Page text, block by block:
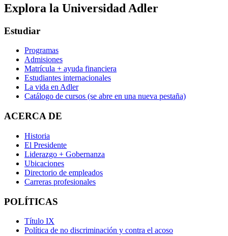
Explora la Universidad Adler
Estudiar
Programas
Admisiones
Matrícula + ayuda financiera
Estudiantes internacionales
La vida en Adler
Catálogo de cursos (se abre en una nueva pestaña)
ACERCA DE
Historia
El Presidente
Liderazgo + Gobernanza
Ubicaciones
Directorio de empleados
Carreras profesionales
POLÍTICAS
Título IX
Política de no discriminación y contra el acoso